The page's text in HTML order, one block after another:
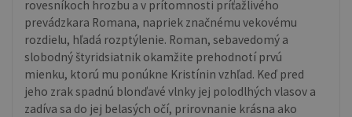
rovesníkoch hrozbu a v prítomnosti príťažlivého
prevádzkara Romana, napriek značnému vekovému
rozdielu, hľadá rozptýlenie. Roman, sebavedomý a
slobodný štyridsiatnik okamžite prehodnotí prvú
mienku, ktorú mu ponúkne Kristínin vzhľad. Keď pred
jeho zrak spadnú blonďavé vlnky jej polodlhých vlasov a
zadíva sa do jej belasých očí, prirovnanie krásna ako